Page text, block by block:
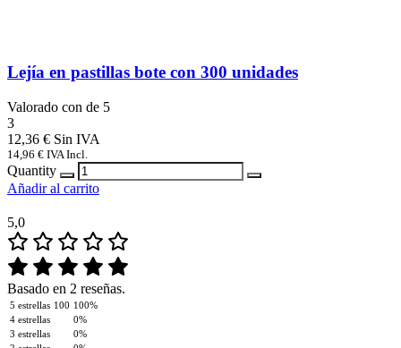
Lejía en pastillas bote con 300 unidades
Valorado con de 5
3
12,36 €
14,96 € IVA Incl.
Quantity
Añadir al carrito
5,0
Basado en 2 reseñas.
5 estrellas 100 100%
4 estrellas
0%
3 estrellas
0%